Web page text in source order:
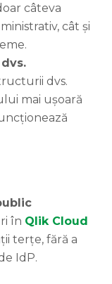
câteva
cât și
dvs.
mai ușoară
în Qlik Cloud
terțe, fără a
IdP.